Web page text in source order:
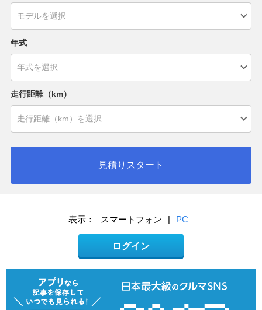
年式
走行距離（km）
見積りスタート
表示： スマートフォン | PC
ログイン